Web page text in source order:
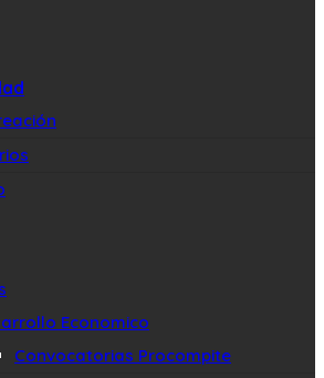
Economico
Convocatorias Procompite